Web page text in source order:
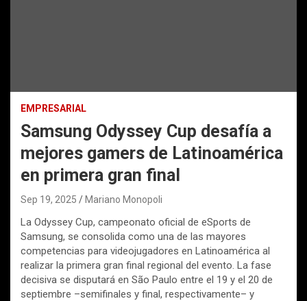
EMPRESARIAL
Samsung Odyssey Cup desafía a
mejores gamers de Latinoamérica
en primera gran final
Sep 19, 2025 Mariano Monopoli
La Odyssey Cup, campeonato oficial de eSports de
Samsung, se consolida como una de las mayores
competencias para videojugadores en Latinoamérica al
realizar la primera gran final regional del evento. La fase
decisiva se disputará en São Paulo entre el 19 y el 20 de
septiembre –semifinales y final, respectivamente– y